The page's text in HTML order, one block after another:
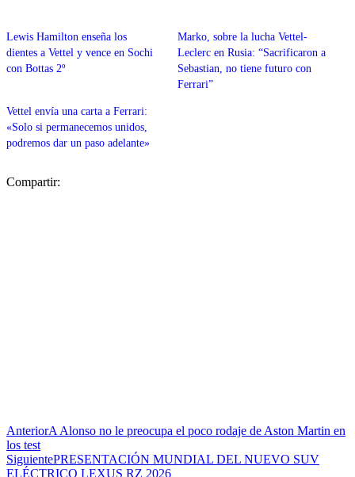
Lewis Hamilton enseña los
dientes a Vettel y vence en Sochi
con Bottas 2º
Marko, sobre la lucha Vettel-
Leclerc en Rusia: “Sacrificaron a
Sebastian, no tiene futuro con
Ferrari”
Vettel envía una carta a Ferrari:
«Solo si permanecemos unidos,
podremos dar un paso adelante»
Compartir:
AnteriorA Alonso no le preocupa el poco rodaje de Aston Martin en
los test
SiguientePRESENTACIÓN MUNDIAL DEL NUEVO SUV
ELÉCTRICO LEXUS RZ 2026